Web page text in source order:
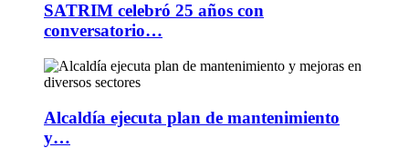
SATRIM celebró 25 años con
conversatorio…
Alcaldía ejecuta plan de mantenimiento
y…